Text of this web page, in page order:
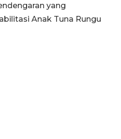
yang
Anak Tuna Rungu